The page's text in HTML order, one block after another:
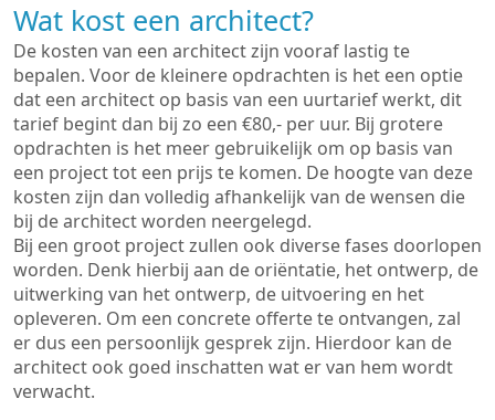
Wat kost een architect?
De kosten van een architect zijn vooraf lastig te
bepalen. Voor de kleinere opdrachten is het een optie
dat een architect op basis van een uurtarief werkt, dit
tarief begint dan bij zo een €80,- per uur. Bij grotere
opdrachten is het meer gebruikelijk om op basis van
een project tot een prijs te komen. De hoogte van deze
kosten zijn dan volledig afhankelijk van de wensen die
bij de architect worden neergelegd.
Bij een groot project zullen ook diverse fases doorlopen
worden. Denk hierbij aan de oriëntatie, het ontwerp, de
uitwerking van het ontwerp, de uitvoering en het
opleveren. Om een concrete offerte te ontvangen, zal
er dus een persoonlijk gesprek zijn. Hierdoor kan de
architect ook goed inschatten wat er van hem wordt
verwacht.